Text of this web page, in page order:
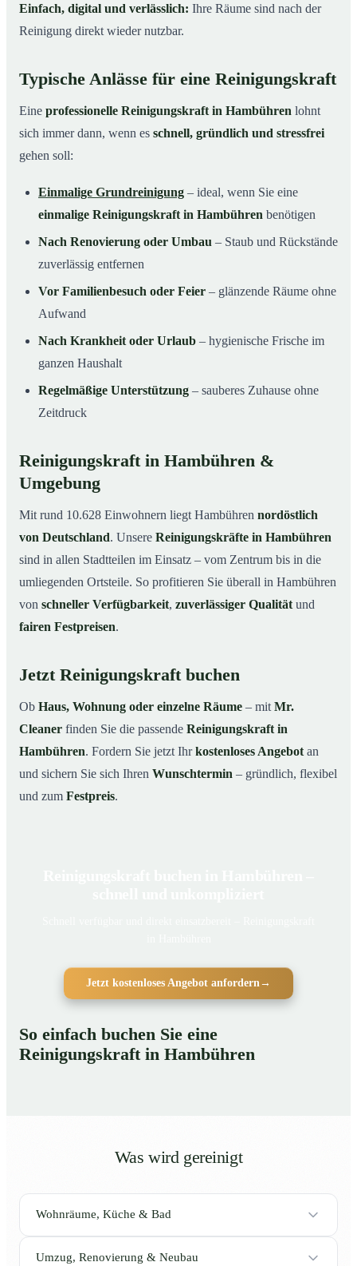
Einfach, digital und verlässlich: Ihre Räume sind nach der
Reinigung direkt wieder nutzbar.
Typische Anlässe für eine Reinigungskraft
Eine professionelle Reinigungskraft in Hambühren lohnt
sich immer dann, wenn es schnell, gründlich und stressfrei
gehen soll:
Einmalige Grundreinigung – ideal, wenn Sie eine
einmalige Reinigungskraft in Hambühren benötigen
Nach Renovierung oder Umbau – Staub und Rückstände
zuverlässig entfernen
Vor Familienbesuch oder Feier – glänzende Räume ohne
Aufwand
Nach Krankheit oder Urlaub – hygienische Frische im
ganzen Haushalt
Regelmäßige Unterstützung – sauberes Zuhause ohne
Zeitdruck
Reinigungskraft in Hambühren &
Umgebung
Mit rund 10.628 Einwohnern liegt Hambühren nordöstlich
von Deutschland. Unsere Reinigungskräfte in Hambühren
sind in allen Stadtteilen im Einsatz – vom Zentrum bis in die
umliegenden Ortsteile. So profitieren Sie überall in Hambühren
von schneller Verfügbarkeit, zuverlässiger Qualität und
fairen Festpreisen.
Jetzt Reinigungskraft buchen
Ob Haus, Wohnung oder einzelne Räume – mit Mr.
Cleaner finden Sie die passende Reinigungskraft in
Hambühren. Fordern Sie jetzt Ihrkostenloses Angebot an
und sichern Sie sich Ihren Wunschtermin – gründlich, flexibel
und zum Festpreis.
Jetzt kostenloses Angebot anfordern →
So einfach buchen Sie eine
Reinigungskraft in Hambühren
Was wird gereinigt
Wohnräume, Küche & Bad
Umzug, Renovierung & Neubau